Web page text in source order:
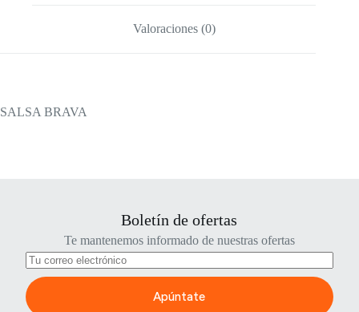
Valoraciones (0)
SALSA BRAVA
Boletín de ofertas
Te mantenemos informado de nuestras ofertas
Apúntate